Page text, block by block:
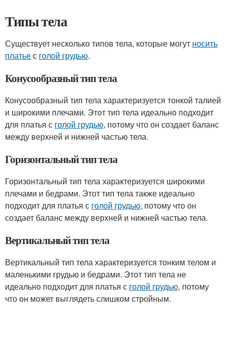
Типы тела
Существует несколько типов тела, которые могут носить
платьес голой грудью.
Конусообразный тип тела
Конусообразный тип тела характеризуется тонкой талией
и широкими плечами. Этот тип тела идеально подходит
для платья с голой грудью, потому что он создает баланс
между верхней и нижней частью тела.
Горизонтальный тип тела
Горизонтальный тип тела характеризуется широкими
плечами и бедрами. Этот тип тела также идеально
подходит для платья с голой грудью, потому что он
создает баланс между верхней и нижней частью тела.
Вертикальный тип тела
Вертикальный тип тела характеризуется тонким телом и
маленькими грудью и бедрами. Этот тип тела не
идеально подходит для платья с голой грудью, потому
что он может выглядеть слишком стройным.